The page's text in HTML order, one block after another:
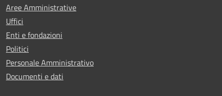
Aree Amministrative
Uffici
Enti e fondazioni
Politici
Personale Amministrativo
Documenti e dati